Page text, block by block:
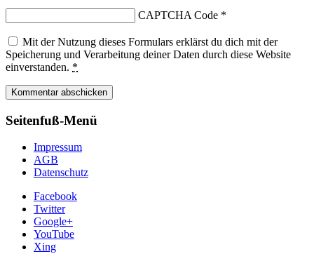
CAPTCHA Code *
Mit der Nutzung dieses Formulars erklärst du dich mit der
Speicherung und Verarbeitung deiner Daten durch diese Website
einverstanden. *
Seitenfuß-Menü
Impressum
AGB
Datenschutz
Facebook
Twitter
Google+
YouTube
Xing